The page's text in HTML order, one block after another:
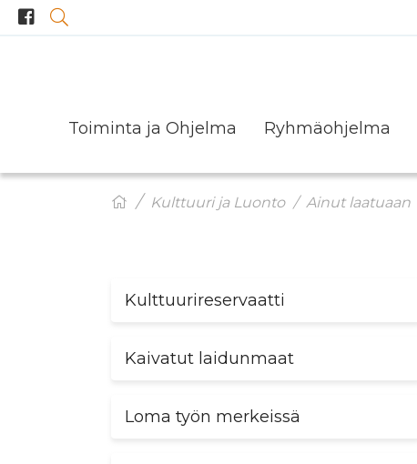
Toiminta ja Ohjelma Ryhmäohjelma
Kulttuuri ja Luonto Ainut laatuaan
Kulttuurireservaatti
Kaivatut laidunmaat
Loma työn merkeissä